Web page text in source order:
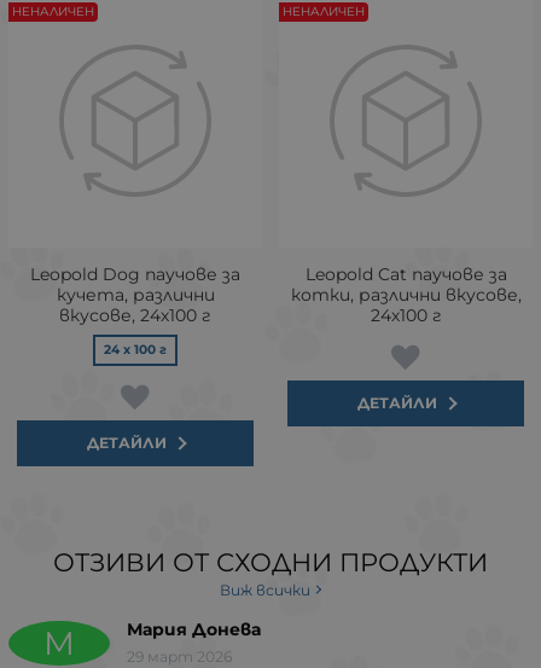
Leopold Dog паучове за
кучета, различни
вкусове, 24х100 г
24 х 100 г
ДЕТАЙЛИ
НЕНАЛИЧЕН
Leopold Cat паучове за
котки, различни вкусове,
24х100 г
ДЕТАЙЛИ
НЕНАЛИЧЕН
ОТЗИВИ ОТ СХОДНИ ПРОДУКТИ
Виж всички
М Мария Донева
29 март 2026